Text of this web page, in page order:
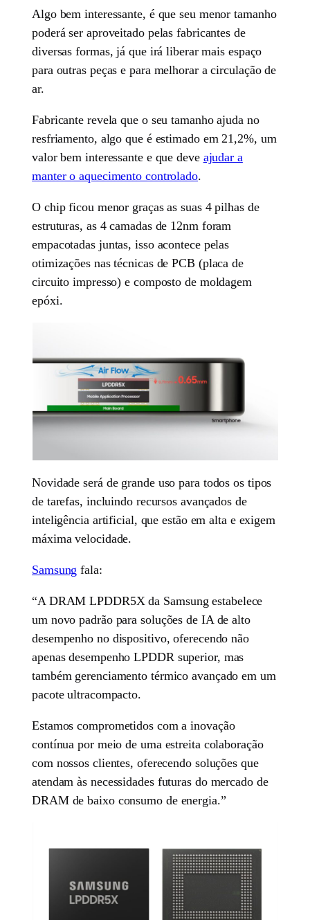
Algo bem interessante, é que seu menor tamanho
poderá ser aproveitado pelas fabricantes de
diversas formas, já que irá liberar mais espaço
para outras peças e para melhorar a circulação de
ar.
Fabricante revela que o seu tamanho ajuda no
resfriamento, algo que é estimado em 21,2%, um
valor bem interessante e que deve ajudar a
manter o aquecimento controlado.
O chip ficou menor graças as suas 4 pilhas de
estruturas, as 4 camadas de 12nm foram
empacotadas juntas, isso acontece pelas
otimizações nas técnicas de PCB (placa de
circuito impresso) e composto de moldagem
epóxi.
Novidade será de grande uso para todos os tipos
de tarefas, incluindo recursos avançados de
inteligência artificial, que estão em alta e exigem
máxima velocidade.
Samsung fala:
“A DRAM LPDDR5X da Samsung estabelece
um novo padrão para soluções de IA de alto
desempenho no dispositivo, oferecendo não
apenas desempenho LPDDR superior, mas
também gerenciamento térmico avançado em um
pacote ultracompacto.
Estamos comprometidos com a inovação
contínua por meio de uma estreita colaboração
com nossos clientes, oferecendo soluções que
atendam às necessidades futuras do mercado de
DRAM de baixo consumo de energia.”